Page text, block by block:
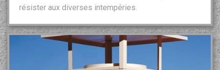
résister aux diverses intempéries.